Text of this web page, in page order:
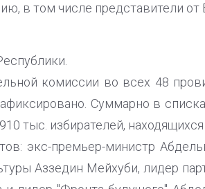
в том числе представители
комиссии во всех 48
Суммарно в
тыс. избирателей,
экс-премьер-министр
Аззедин Мейхуби, лидер